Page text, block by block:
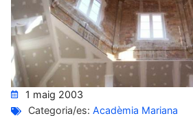
1 maig 2003
Categoria/es: Acadèmia Mariana